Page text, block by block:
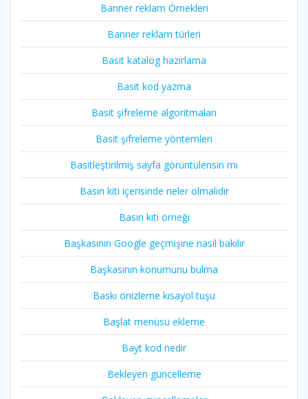
Banner reklam Örnekleri
Banner reklam türleri
Basit katalog hazırlama
Basit kod yazma
Basit şifreleme algoritmaları
Basit şifreleme yöntemleri
Basitleştirilmiş sayfa görüntülensin mı
Basın kiti içerisinde neler olmalıdır
Basın kiti örneği
Başkasının Google geçmişine nasıl bakılır
Başkasının konumunu bulma
Baskı önizleme kısayol tuşu
Başlat menüsü ekleme
Bayt kod nedir
Bekleyen güncelleme